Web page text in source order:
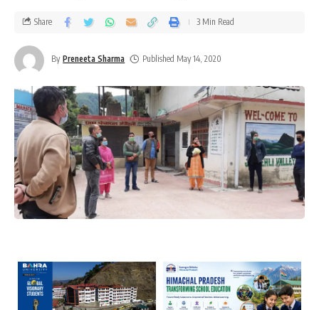
By Preneeta Sharma Published May 14, 2020
Share 3 Min Read